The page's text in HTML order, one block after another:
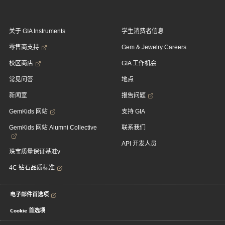
关于 GIA Instruments
零售商支持
校区商店
常见问答
新闻室
GemKids 网站
GemKids 网站 Alumni Collective
珠宝质量保证基准v
4C 钻石品质标准
学生消费者信息
Gem & Jewelry Careers
GIA 工作机会
地点
报告问题
支持 GIA
联系我们
API 开发人员
电子邮件首选项
Cookie 首选项